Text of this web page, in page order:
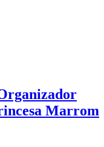
Marrom